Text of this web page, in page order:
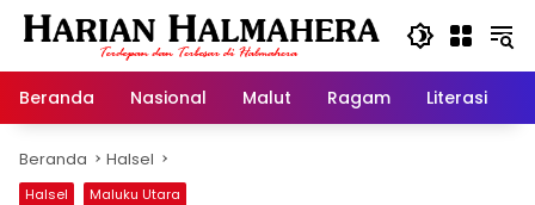
Langsung
Beranda
Nasional Malut Ragam Literasi
Beranda Halsel
Halsel Maluku Utara